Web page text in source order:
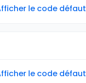
le code défaut
le code défaut